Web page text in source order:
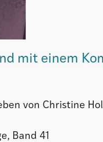
mit einem
von Christine
Band 41